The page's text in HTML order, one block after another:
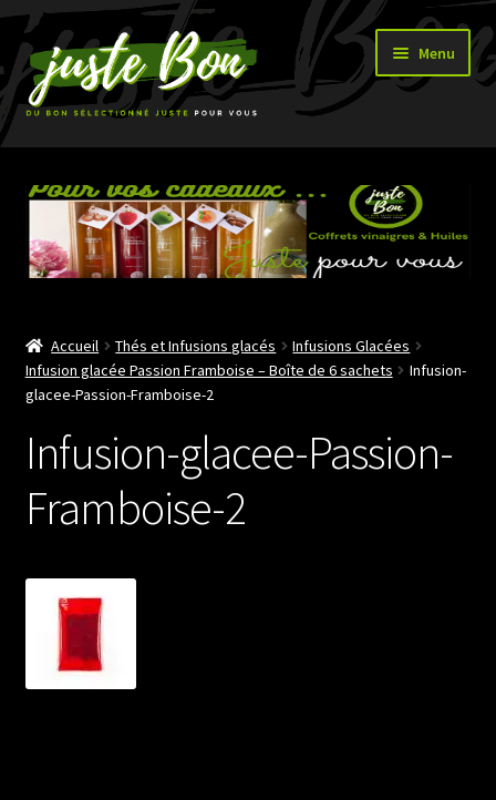
Aller
à
la
navigation
Aller
au
contenu
Menu
Accueil
Boutique
le
menu
Accueil Thés et Infusions glacés
Infusions Glacées
Infusion glacée Passion Framboise – Boîte de 6 sachets
Infusion-
glacee-Passion-Framboise-2
Infusion-glacee-Passion-
Framboise-2